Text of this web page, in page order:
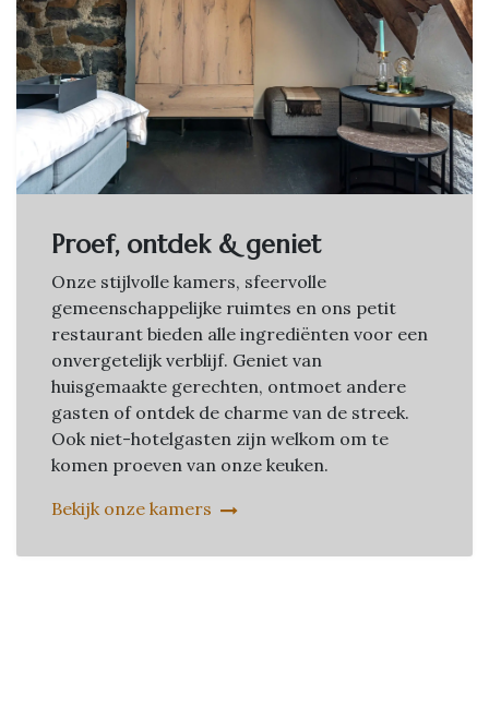
Proef, ontdek & geniet
Onze stijlvolle kamers, sfeervolle
gemeenschappelijke ruimtes en ons petit
restaurant bieden alle ingrediënten voor een
onvergetelijk verblijf. Geniet van
huisgemaakte gerechten, ontmoet andere
gasten of ontdek de charme van de streek.
Ook niet-hotelgasten zijn welkom om te
komen proeven van onze keuken.
Bekijk onze kamers